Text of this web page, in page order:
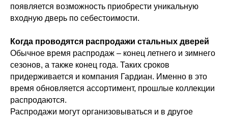
появляется возможность приобрести уникальную
входную дверь по себестоимости.
Когда проводятся распродажи стальных дверей
Обычное время распродаж – конец летнего и зимнего
сезонов, а также конец года. Таких сроков
придерживается и компания Гардиан. Именно в это
время обновляется ассортимент, прошлые коллекции
распродаются.
Распродажи могут организовываться и в другое